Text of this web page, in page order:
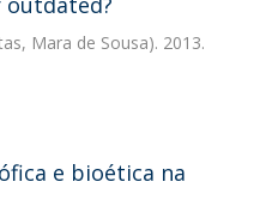
Mara de Sousa). 2013.
e bioética na